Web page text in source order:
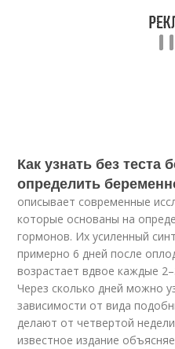
Как узнать без теста
определить
описывает современные
которые основаны на
гормонов. Их усиленный
примерно 6 дней после
возрастает вдвое каждые
Через сколько дней можно
зависимости от вида
делают от четвертой
известное издание